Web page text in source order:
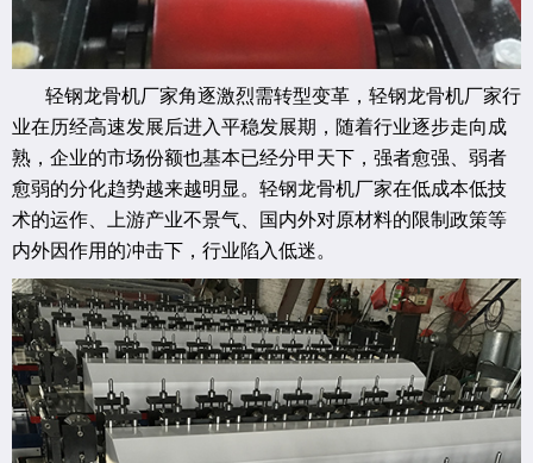
轻钢龙骨机厂家角逐激烈需转型变革，轻钢龙骨机厂家行
业在历经高速发展后进入平稳发展期，随着行业逐步走向成
熟，企业的市场份额也基本已经分甲天下，强者愈强、弱者
愈弱的分化趋势越来越明显。轻钢龙骨机厂家在低成本低技
术的运作、上游产业不景气、国内外对原材料的限制政策等
内外因作用的冲击下，行业陷入低迷。